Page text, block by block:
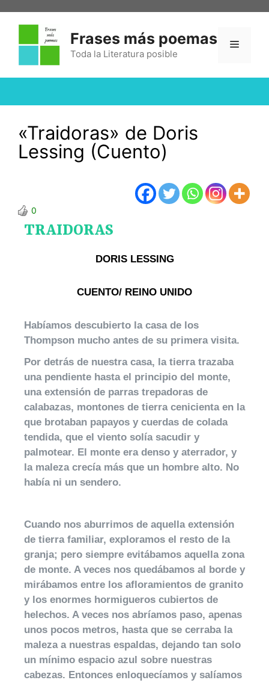
Frases más poemas
Toda la Literatura posible
«Traidoras» de Doris
Lessing (Cuento)
0
TRAIDORAS
DORIS LESSING
CUENTO/ REINO UNIDO
Habíamos descubierto la casa de los
Thompson mucho antes de su primera visita.
Por detrás de nuestra casa, la tierra trazaba
una pendiente hasta el principio del monte,
una extensión de parras trepadoras de
calabazas, montones de tierra cenicienta en la
que brotaban papayos y cuerdas de colada
tendida, que el viento solía sacudir y
palmotear. El monte era denso y aterrador, y
la maleza crecía más que un hombre alto. No
había ni un sendero.
Cuando nos aburrimos de aquella extensión
de tierra familiar, exploramos el resto de la
granja; pero siempre evitábamos aquella zona
de monte. A veces nos quedábamos al borde y
mirábamos entre los afloramientos de granito
y los enormes hormigueros cubiertos de
helechos. A veces nos abríamos paso, apenas
unos pocos metros, hasta que se cerraba la
maleza a nuestras espaldas, dejando tan solo
un mínimo espacio azul sobre nuestras
cabezas. Entonces enloquecíamos y salíamos